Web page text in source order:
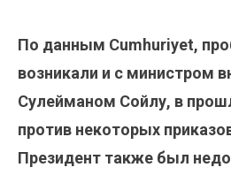
По данным Cumhuriyet,
возникали и с министром
Сулейманом Сойлу, в
против некоторых
Президент также был